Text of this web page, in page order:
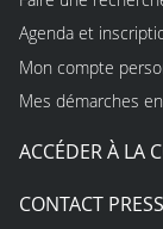
Agenda et
Mon compte
Mes démarches
ACCÉDER À LA
CONTACT